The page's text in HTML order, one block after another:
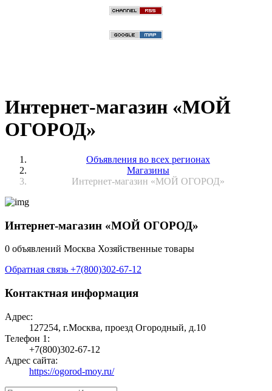
Интернет-магазин «МОЙ
ОГОРОД»
Объявления во всех регионах
Магазины
Интернет-магазин «МОЙ ОГОРОД»
Интернет-магазин «МОЙ ОГОРОД»
0 объявлений Москва Хозяйственные товары
Обратная связь +7(800)302-67-12
Контактная информация
Адрес:
127254, г.Москва, проезд Огородный, д.10
Телефон 1:
+7(800)302-67-12
Адрес сайта:
https://ogorod-moy.ru/